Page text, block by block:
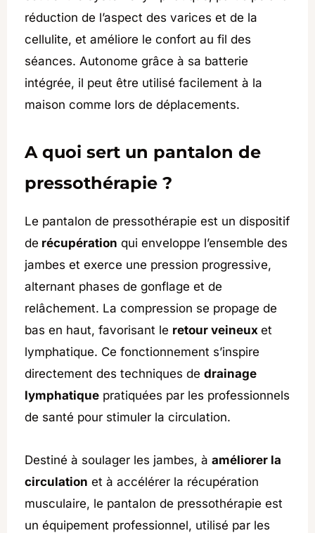
réduction de l’aspect des varices et de la
cellulite, et améliore le confort au fil des
séances. Autonome grâce à sa batterie
intégrée, il peut être utilisé facilement à la
maison comme lors de déplacements.
A quoi sert un pantalon de
pressothérapie ?
Le pantalon de pressothérapie est un dispositif
de récupération qui enveloppe l’ensemble des
jambes et exerce une pression progressive,
alternant phases de gonflage et de
relâchement. La compression se propage de
bas en haut, favorisant le retour veineux et
lymphatique. Ce fonctionnement s’inspire
directement des techniques de drainage
lymphatique pratiquées par les professionnels
de santé pour stimuler la circulation.
Destiné à soulager les jambes, à améliorer la
circulation et à accélérer la récupération
musculaire, le pantalon de pressothérapie est
un équipement professionnel, utilisé par les